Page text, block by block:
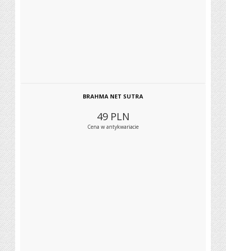
BRAHMA NET SUTRA
49 PLN
Cena w antykwariacie